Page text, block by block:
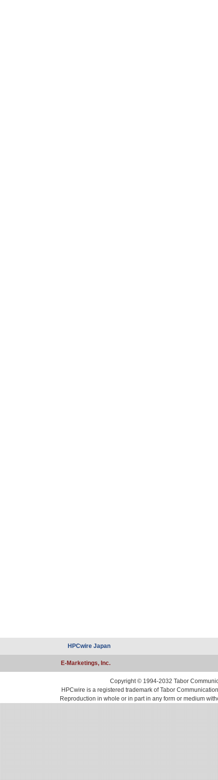
HPCwire Japan
E-Marketings, Inc.
Copyright © 1994-2032 Tabor
HPCwire is a registered trademark of Tabor
Reproduction in whole or in part in any form or medium